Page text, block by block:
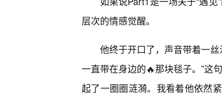
层次的情感觉醒。
他终于开口了，声音带着一
一直带在身边的🔥那块毯子。”这
起了一圈圈涟漪。我看着他依然